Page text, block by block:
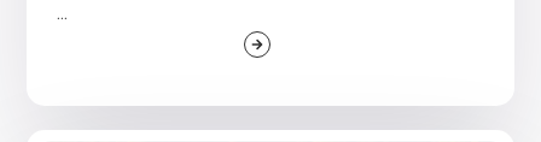
...